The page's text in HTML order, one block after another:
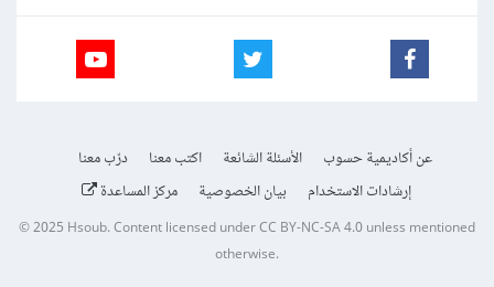
عن أكاديمية حسوب الأسئلة الشائعة اكتب معنا
درّب معنا
إرشادات الاستخدام
بيان الخصوصية مركز المساعدة
© 2025Hsoub.Content licensed underCC BY-NC-SA 4.0unless mentioned
otherwise.